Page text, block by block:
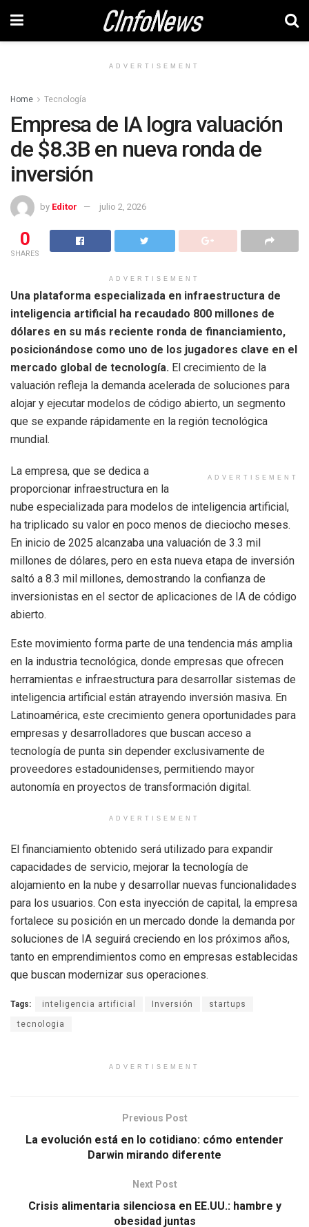
ADVERTISEMENT
Home Tecnología
Empresa de IA logra valuación
de $8.3B en nueva ronda de
inversión
by Editor julio 2, 2026
0
SHARES
ADVERTISEMENT
Una plataforma especializada en infraestructura de
inteligencia artificial ha recaudado 800 millones de
dólares en su más reciente ronda de financiamiento,
posicionándose como uno de los jugadores clave en el
mercado global de tecnología. El crecimiento de la
valuación refleja la demanda acelerada de soluciones para
alojar y ejecutar modelos de código abierto, un segmento
que se expande rápidamente en la región tecnológica
mundial.
ADVERTISEMENT
La empresa, que se dedica a
proporcionar infraestructura en la
nube especializada para modelos de inteligencia artificial,
ha triplicado su valor en poco menos de dieciocho meses.
En inicio de 2025 alcanzaba una valuación de 3.3 mil
millones de dólares, pero en esta nueva etapa de inversión
saltó a 8.3 mil millones, demostrando la confianza de
inversionistas en el sector de aplicaciones de IA de código
abierto.
Este movimiento forma parte de una tendencia más amplia
en la industria tecnológica, donde empresas que ofrecen
herramientas e infraestructura para desarrollar sistemas de
inteligencia artificial están atrayendo inversión masiva. En
Latinoamérica, este crecimiento genera oportunidades para
empresas y desarrolladores que buscan acceso a
tecnología de punta sin depender exclusivamente de
proveedores estadounidenses, permitiendo mayor
autonomía en proyectos de transformación digital.
ADVERTISEMENT
El financiamiento obtenido será utilizado para expandir
capacidades de servicio, mejorar la tecnología de
alojamiento en la nube y desarrollar nuevas funcionalidades
para los usuarios. Con esta inyección de capital, la empresa
fortalece su posición en un mercado donde la demanda por
soluciones de IA seguirá creciendo en los próximos años,
tanto en emprendimientos como en empresas establecidas
que buscan modernizar sus operaciones.
Tags: inteligencia artificial Inversión startups
tecnologia
ADVERTISEMENT
Previous Post
La evolución está en lo cotidiano: cómo entender
Darwin mirando diferente
Next Post
Crisis alimentaria silenciosa en EE.UU.: hambre y
obesidad juntas